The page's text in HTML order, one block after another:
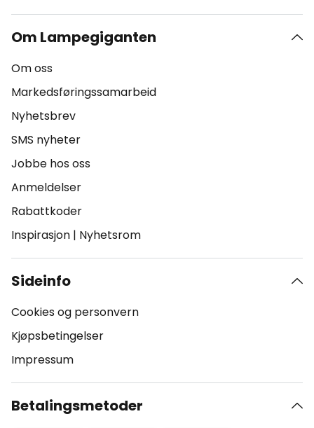
Om Lampegiganten
Om oss
Markedsføringssamarbeid
Nyhetsbrev
SMS nyheter
Jobbe hos oss
Anmeldelser
Rabattkoder
Inspirasjon | Nyhetsrom
Sideinfo
Cookies og personvern
Kjøpsbetingelser
Impressum
Betalingsmetoder